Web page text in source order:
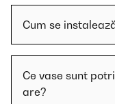
Cum se
Ce vase sunt
are?